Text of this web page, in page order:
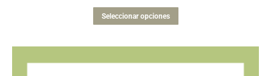
Seleccionar opciones
producto
múltiples
variantes.